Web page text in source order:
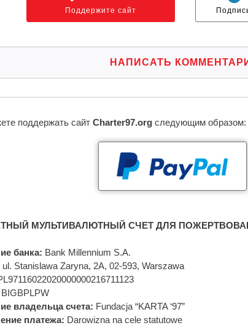
Поддержите сайт
НАПИСАТЬ
поддержать сайт Charter97.org следующим образом:
МУЛЬТИВАЛЮТНЫЙ СЧЕТ ДЛЯ
банка: Bank Millennium S.A.
ul. Stanislawa Zaryna, 2A, 02-593, Warszawa
BIGBPLPW
владельца счета: Fundacja “KARTA ‘97”
платежа: Darowizna na cele statutowe